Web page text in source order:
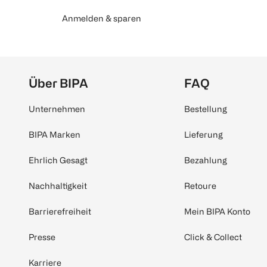
Anmelden & sparen
Über BIPA
Unternehmen
BIPA Marken
Ehrlich Gesagt
Nachhaltigkeit
Barrierefreiheit
Presse
Karriere
FAQ
Bestellung
Lieferung
Bezahlung
Retoure
Mein BIPA Konto
Click & Collect